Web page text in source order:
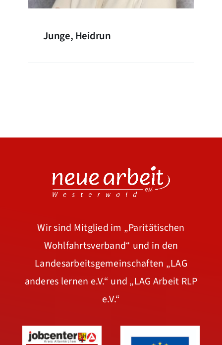
Junge, Heidrun
Wir sind Mitglied im „Paritätischen
Wohlfahrtsverband“ und in den
Landesarbeitsgemeinschaften „LAG
anderes lernen e.V.“ und „LAG Arbeit RLP
e.V.“